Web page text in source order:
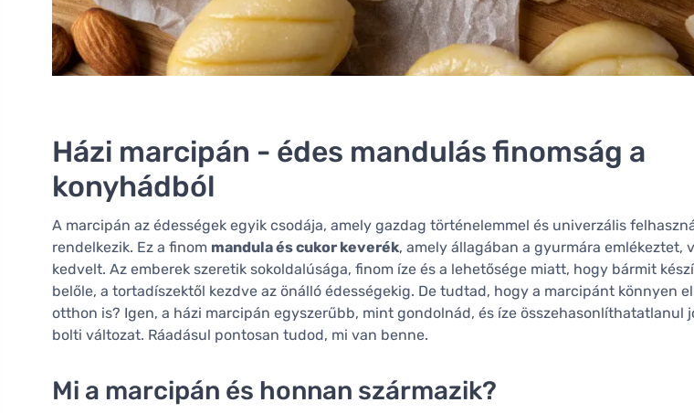
Házi marcipán - édes mandulás finomság a
konyhádból
A marcipán az édességek egyik csodája, amely gazdag történelemmel és univerzális
rendelkezik. Ez a finom mandula és cukor keverék, amely állagában a gyurmára emlékeztet,
kedvelt. Az emberek szeretik sokoldalúsága, finom íze és a lehetősége miatt, hogy bármit
belőle, a tortadíszektől kezdve az önálló édességekig. De tudtad, hogy a marcipánt könnyen
otthon is? Igen, a házi marcipán egyszerűbb, mint gondolnád, és íze összehasonlíthatatlanul
bolti változat. Ráadásul pontosan tudod, mi van benne.
Mi a marcipán és honnan származik?